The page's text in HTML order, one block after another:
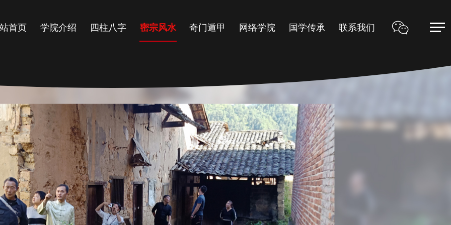
首页 学院介绍 四柱八字 密宗风水 奇门遁甲 网络学院 国学传承 联系我们